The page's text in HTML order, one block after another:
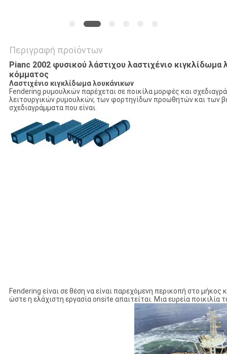
Περιγραφή προϊόντων
Pianc 2002 φυσικού λάστιχου λαστιχένιο
κόμματος
Λαστιχένιο κιγκλίδωμα λουκάνικων
Fendering ρυμουλκών παρέχεται σε ποικίλα μορφές και
λειτουργικών ρυμουλκών, των φορτηγίδων προωθητών και των
σχεδιαγράμματα που είναι.
Fendering είναι σε θέση να είναι παρεχόμενη περικοπή στο
ώστε η ελάχιστη εργασία onsite απαιτείται. Μια ευρεία ποικιλία